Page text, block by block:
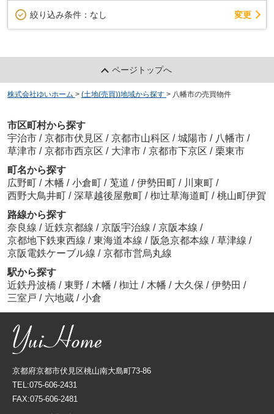
絞り込み条件： なし 変更
ページトップへ
株式会社ゆいホーム > (土地(売買))地域から探す > 八幡市の売買物件
市区町村から探す
宇治市 / 京都市伏見区 / 京都市山科区 / 城陽市 / 八幡市 /
草津市 / 京都市西京区 / 大津市 / 京都市下京区 / 栗東市
町名から探す
広野町 / 木幡 / 小倉町 / 莵道 / 伊勢田町 / 川東町 /
西野大鳥井町 / 深草越後屋敷町 / 椥辻草海道町 / 桃山町伊賀
路線から探す
奈良線 / 近鉄京都線 / 京阪宇治線 / 京阪本線 /
京都地下鉄東西線 / 東海道本線 / 阪急京都本線 / 草津線 /
京阪電鉄ケーブル線 / 京都市営烏丸線
駅から探す
近鉄丹波橋 / 東野 / 木幡 / 椥辻 / 木幡 / 大久保 / 伊勢田 /
三室戸 / 六地蔵 / 小倉
京都府京都市伏見区桃山南大島町73-86
TEL:075-606-2431
FAX:075-606-2481